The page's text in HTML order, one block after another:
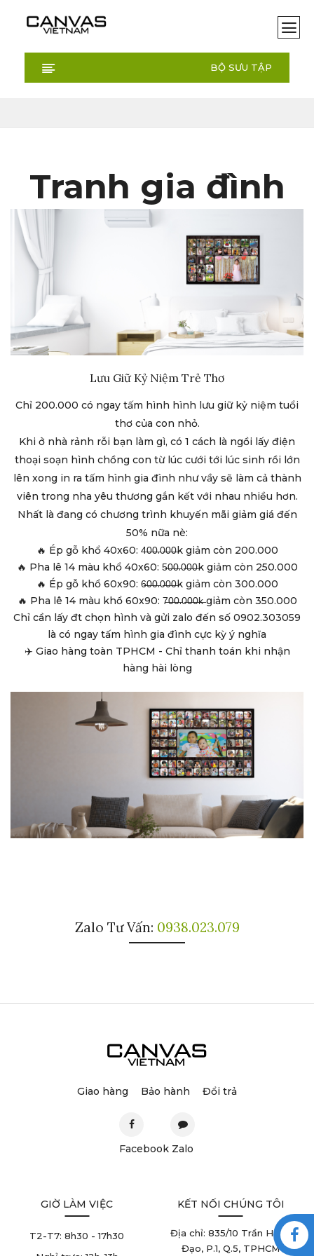
BỘ SƯU TẬP
Tranh gia đình
Lưu Giữ Kỷ Niệm Trẻ Thơ
Chỉ 200.000 có ngay tấm hình hình lưu giữ kỷ niệm tuổi
thơ của con nhỏ.
Khi ở nhà rảnh rỗi bạn làm gì, có 1 cách là ngồi lấy điện
thoại soạn hình chồng con từ lúc cưới tới lúc sinh rồi lớn
lên xong in ra tấm hình gia đình như vầy sẽ làm cả thành
viên trong nha yêu thương gắn kết với nhau nhiều hơn.
Nhất là đang có chương trình khuyến mãi giảm giá đến
50% nữa nè:
🔥 Ép gỗ khổ 40x60: 4̶0̶0̶.0̶0̶0̶k giảm còn 200.000
🔥 Pha lê 14 màu khổ 40x60: 5̶0̶0̶.0̶0̶0̶k giảm còn 250.000
🔥 Ép gỗ khổ 60x90: 6̶0̶0̶.0̶0̶0̶k giảm còn 300.000
🔥 Pha lê 14 màu khổ 60x90: 7̶0̶0̶.0̶0̶0̶k̶ giảm còn 350.000
Chỉ cần lấy đt chọn hình và gửi zalo đến số 0902.303059
là có ngay tấm hình gia đình cực kỳ ý nghĩa
✈️ Giao hàng toàn TPHCM - Chỉ thanh toán khi nhận
hàng hài lòng
Zalo Tư Vấn: 0938.023.079
Giao hàng Bảo hành Đổi trả
Facebook Zalo
GIỜ LÀM VIỆC
T2-T7: 8h30 - 17h30
KẾT NỐI CHÚNG TÔI
Địa chỉ: 835/10 Trần Hưng
Đạo, P.1, Q.5, TPHCM